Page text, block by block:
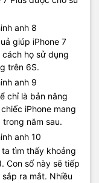
giúp iPhone 7
họ sử dụng
trên 6S.
chỉ là bản nâng
iPhone mang
năm sau.
tìm thấy khoảng
Con số này sẽ tiếp
ra mắt. Nhiều